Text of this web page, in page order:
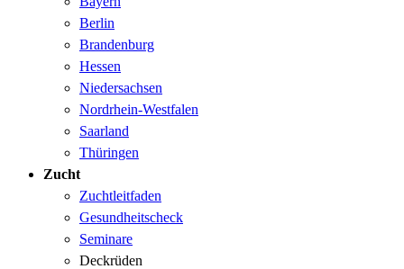
Berlin
Brandenburg
Hessen
Niedersachsen
Nordrhein-Westfalen
Saarland
Thüringen
Zucht
Zuchtleitfaden
Gesundheitscheck
Seminare
Deckrüden